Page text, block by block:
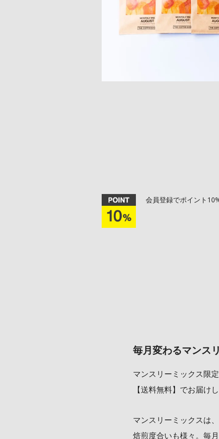
会員登録でポイント
毎月変わるマンス
マンスリーミックス限
【送料無料】でお届け
マンスリーミックスは
焙煎度合いも様々。毎